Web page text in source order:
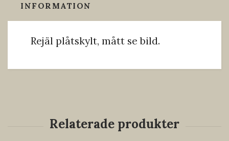
INFORMATION
Rejäl plåtskylt, mått se bild.